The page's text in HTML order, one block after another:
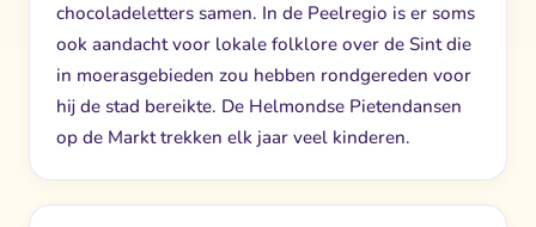
chocoladeletters samen. In de Peelregio is er soms
ook aandacht voor lokale folklore over de Sint die
in moerasgebieden zou hebben rondgereden voor
hij de stad bereikte. De Helmondse Pietendansen
op de Markt trekken elk jaar veel kinderen.